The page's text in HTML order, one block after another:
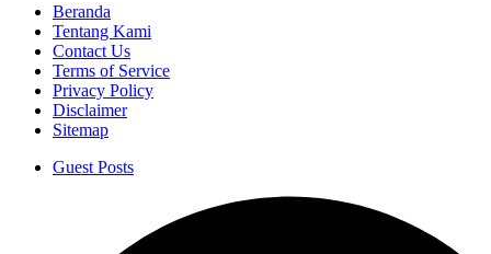
Beranda
Tentang Kami
Contact Us
Terms of Service
Privacy Policy
Disclaimer
Sitemap
Guest Posts